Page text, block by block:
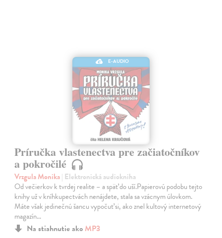
E-AUDIO
Príručka vlastenectva pre začiatočníkov
a pokročilé
Vrzgula Monika| Elektronická audiokniha
Od večierkov k tvrdej realite – a späť do uší.Papierovú podobu tejto
knihy už v kníhkupectvách nenájdete, stala sa vzácnym úlovkom.
Máte však jedinečnú šancu vypočuť si, ako znel kultový internetový
magazín…
Na stiahnutie ako MP3